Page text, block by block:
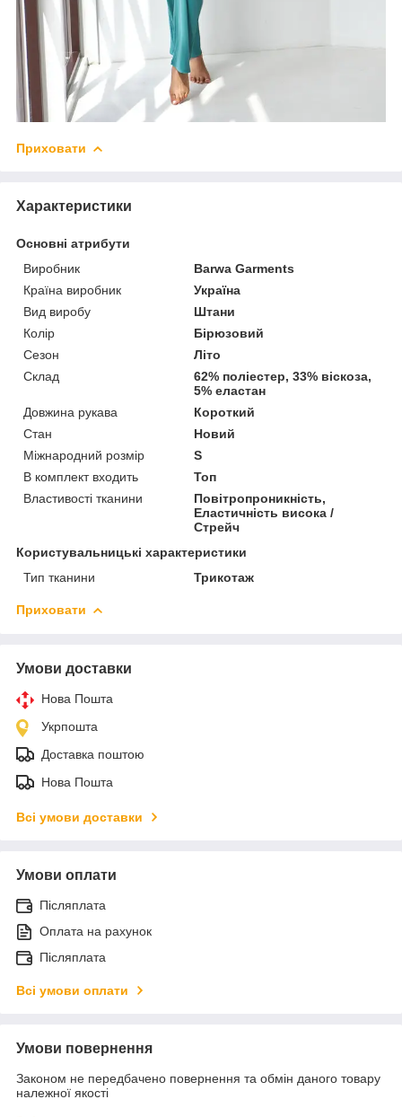
Приховати
Характеристики
Основні атрибути
Виробник
Barwa Garments
Країна виробник
Україна
Вид виробу
Штани
Колір
Бірюзовий
Сезон
Літо
Склад
62% поліестер, 33% віскоза,
5% еластан
Довжина рукава
Короткий
Стан
Новий
Міжнародний розмір
S
В комплект входить
Топ
Властивості тканини
Повітропроникність,
Еластичність висока /
Стрейч
Користувальницькі характеристики
Тип тканини
Трикотаж
Приховати
Умови доставки
Нова Пошта
Укрпошта
Доставка поштою
Нова Пошта
Всі умови доставки
Умови оплати
Післяплата
Оплата на рахунок
Післяплата
Всі умови оплати
Умови повернення
Законом не передбачено повернення та обмін даного товару
належної якості